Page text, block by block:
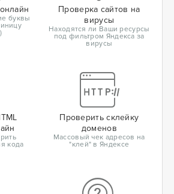
буквы
Проверка сайтов на
вирусы
Находятся ли Ваши ресурсы
под фильтром Яндекса за
вирусы
кода
Проверить склейку
доменов
Массовый чек адресов на
"клей" в Яндексе